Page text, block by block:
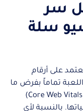
سر
سلة
على أرقام
تماماً بفرض ما
يُعرف بـ “مؤشرات أداء الويب الحيوية” (Core Web Vitals)
بالنسبة لأي